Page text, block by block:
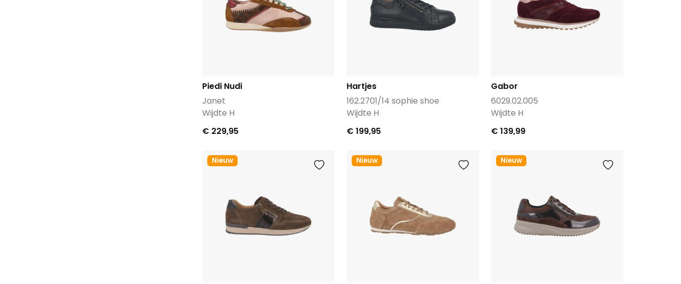
Piedi Nudi
Janet
Wijdte H
€ 229,95
Hartjes
162.2701/14 sophie shoe
Wijdte H
€ 199,95
Gabor
6029.02.005
Wijdte H
€ 139,99
Nieuw Nieuw Nieuw